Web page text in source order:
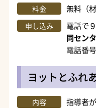
料金 無料（
申し込み
電話で
同セン
電話番
ヨットとふれ
内容
指導者